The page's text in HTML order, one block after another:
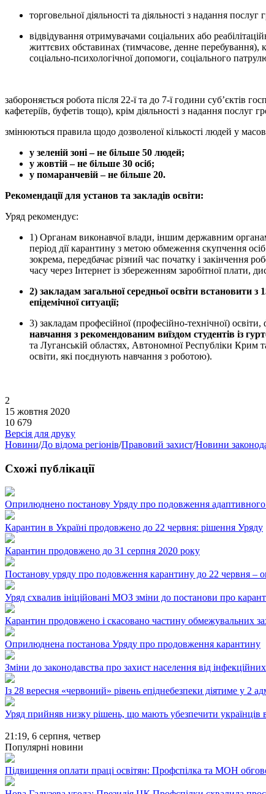
торговельної діяльності та діяльності з надання
відвідування отримувачами соціальних або
життєвих обставинах (тимчасове, денне перебування),
соціально-психологічної допомоги, соціального
забороняється робота після 22-ї та до 7-ї години суб’єктів
кафетеріїв, буфетів тощо), крім діяльності з надання послуг
змінюються правила щодо дозволеної кількості людей у
у зеленій зоні – не більше 50 людей;
у жовтій – не більше 30 осіб;
у помаранчевій – не більше 20.
Рекомендації для установ та закладів освіти:
Уряд рекомендує:
1) Органам виконавчої влади, іншим державним
період дії карантину з метою обмеження скупчення
зокрема, передбачає різний час початку і закінчення
часу через Інтернет із збереженням заробітної плати,
2) закладам загальної середньої освіти
епідемічної ситуації;
3) закладам професійної (професійно-технічної)
навчання з рекомендованим виїздом студентів із
та Луганській областях, Автономної Республіки Крим
освіти, які поєднують навчання з роботою).
2
15 жовтня 2020
10 679
Версія для друку
Новини/До відома регіонів/Правовий захист/Новини
Схожі публікації
Оприлюднено постанову Уряду про подовження
Карантин в Україні продовжено до 22 червня: рішення Уряду
Карантин продовжено до 31 серпня 2020 року
Постанову уряду про подовження карантину до 22 червня –
Уряд схвалив ініційовані МОЗ зміни до постанови про
Карантин продовжено і скасовано частину обмежувальних
Оприлюднена постанова Уряду про продовження карантину
Зміни до законодавства про захист населення від
Із 28 вересня «червоний» рівень епіднебезпеки діятиме у 2
Уряд прийняв низку рішень, що мають убезпечити українців
21:19, 6 серпня, четвер
Популярні новини
Підвищення оплати праці освітян: Профспілка та МОН